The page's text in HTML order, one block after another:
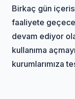
Birkaç gün
faaliyete
devam ediyor
kullanıma
kurumlarımıza